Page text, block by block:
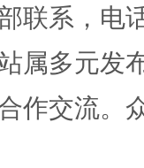
联系，电
属多元发
作交流。